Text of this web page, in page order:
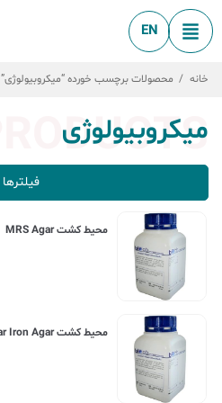
EN
خانه / محصولات برچسب خورده “میکروبیولوژی”
PRODUCTS
میکروبیولوژی
فیلترها
محیط کشت MRS Agar
محیط کشت TSI Agar (Triple Sugar Iron Agar)